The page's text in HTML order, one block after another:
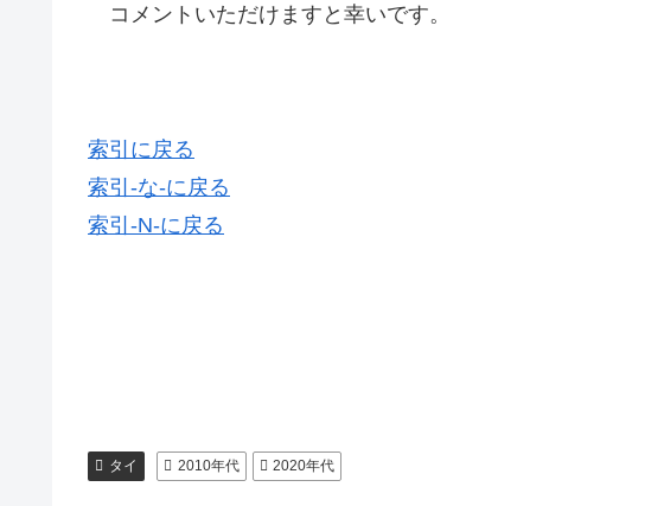
コメントいただけますと幸いです。
索引に戻る
索引-な-に戻る
索引-N-に戻る
タイ 2010年代 2020年代